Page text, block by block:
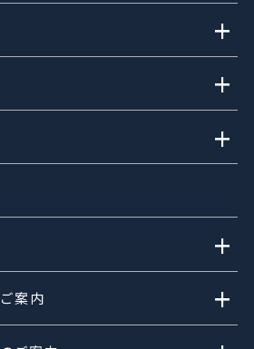
+
+
+
+
案内 +